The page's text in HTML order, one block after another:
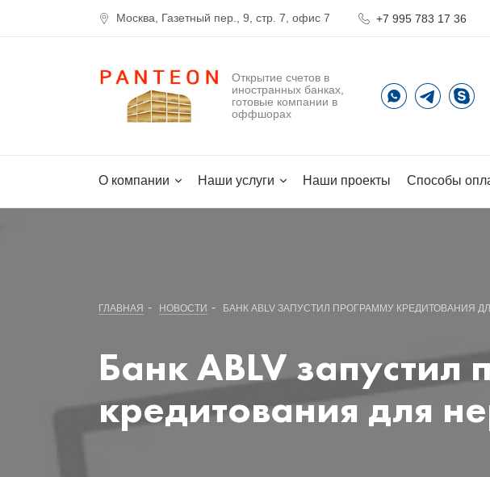
Москва, Газетный пер., 9, стр. 7, офис 7 +7 995 783 17 36
Открытие счетов в
иностранных банках,
готовые компании в
оффшорах
О компании Наши услуги Наши проекты Способы
ГЛАВНАЯ - НОВОСТИ - БАНК ABLV ЗАПУСТИЛ ПРОГРАММУ КРЕДИТОВАНИЯ
Банк ABLV запустил
кредитования для